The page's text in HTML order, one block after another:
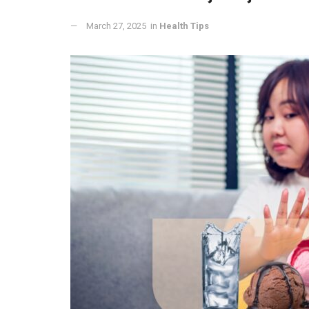
March 27, 2025 in Health Tips